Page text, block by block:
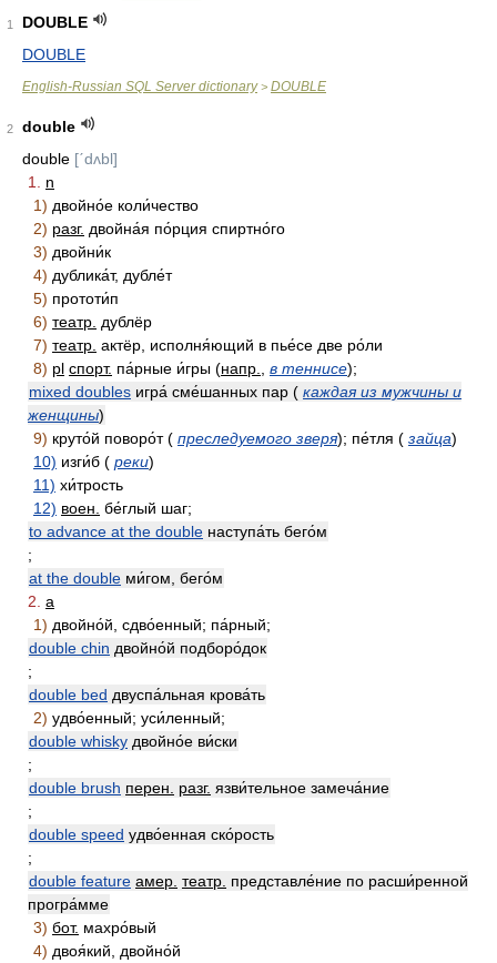
1
DOUBLE
DOUBLE
English-Russian SQL Server dictionary> DOUBLE
2
double
double [ˊdʌbl]
1.
n
1) двойно́е коли́чество
2) разг. двойна́я по́рция спиртно́го
3) двойни́к
4) дублика́т, дубле́т
5) прототи́п
6) театр. дублёр
7) театр. актёр, исполня́ющий в пье́се две ро́ли
8) pl спорт. па́рные и́гры (напр. в теннисе);
mixed doubles игра́ сме́шанных пар ( каждая из мужчины и
женщины)
9) круто́й поворо́т ( преследуемого зверя); пе́тля ( зайца)
10) изги́б ( реки)
11) хи́трость
12) воен. бе́глый шаг;
to advance at the double наступа́ть бего́м
;
at the double ми́гом, бего́м
2. a
1) двойно́й, сдво́енный; па́рный;
double chin двойно́й подборо́док
;
double bed двуспа́льная крова́ть
2) удво́енный; уси́ленный;
double whisky двойно́е ви́ски
;
double brush перен. разг. язви́тельное замеча́ние
;
double speed удво́енная ско́рость
;
double feature амер. театр. представле́ние по расши́ренной
програ́мме
3) бот. махро́вый
4) двоя́кий, двойно́й